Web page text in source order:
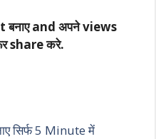
बनाए and अपने views
share करे.
सिर्फ 5 Minute में